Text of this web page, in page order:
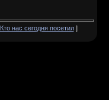
Кто нас сегодня посетил]